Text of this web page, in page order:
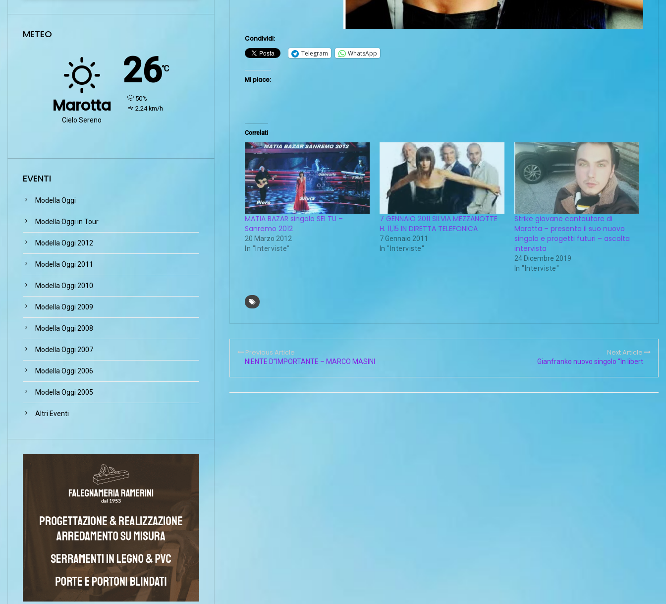
Condividi:
Telegram
WhatsApp
Mi piace:
Correlati
MATIA BAZAR singolo SEI TU –
Sanremo 2012
20 Marzo 2012
In "Interviste"
7 GENNAIO 2011 SILVIA MEZZANOTTE
H. 11,15 IN DIRETTA TELEFONICA
7 Gennaio 2011
In "Interviste"
Strike giovane cantautore di
Marotta – presenta il suo nuovo
singolo e progetti futuri – ascolta
intervista
24 Dicembre 2019
In "Interviste"
Previous Article
NIENTE D”IMPORTANTE – MARCO MASINI
Next Article
Gianfranko nuovo singolo “In libert
METEO
Marotta
Cielo Sereno
26℃
humidity:
50%
wind:
2.24 km/h
EVENTI
Modella Oggi
Modella Oggi in Tour
Modella Oggi 2012
Modella Oggi 2011
Modella Oggi 2010
Modella Oggi 2009
Modella Oggi 2008
Modella Oggi 2007
Modella Oggi 2006
Modella Oggi 2005
Altri Eventi